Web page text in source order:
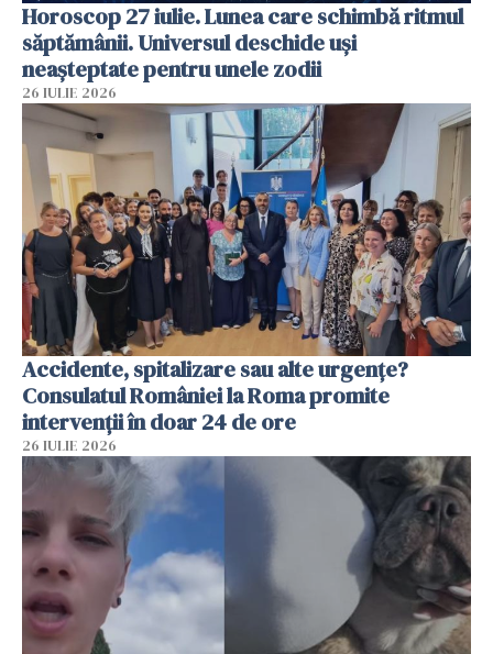
Horoscop 27 iulie. Lunea care schimbă ritmul
săptămânii. Universul deschide uși
neașteptate pentru unele zodii
26 IULIE 2026
Accidente, spitalizare sau alte urgențe?
Consulatul României la Roma promite
intervenții în doar 24 de ore
26 IULIE 2026